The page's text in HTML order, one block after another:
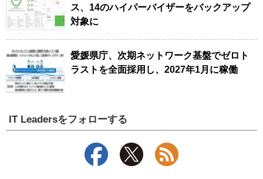
ス、14のハイパーバイザーをバックアップ
対象に
愛媛県庁、次期ネットワーク基盤でゼロト
ラストを全面採用し、2027年1月に稼働
IT Leadersをフォローする